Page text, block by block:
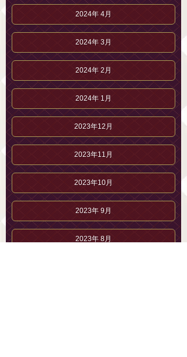
2024年 4月
2024年 3月
2024年 2月
2024年 1月
2023年12月
2023年11月
2023年10月
2023年 9月
2023年 8月